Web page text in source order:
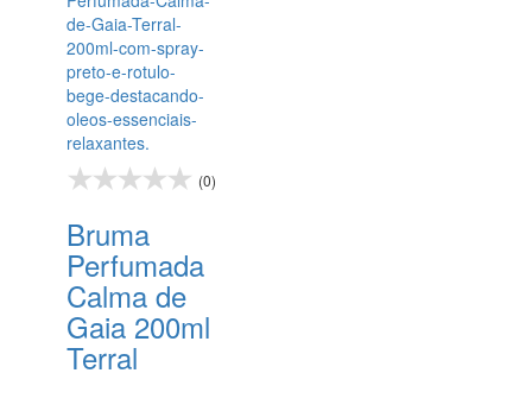
(0)
Bruma
Perfumada
Calma de
Gaia 200ml
Terral